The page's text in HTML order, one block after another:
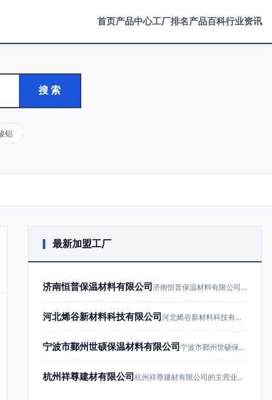
首页产品中心工厂排名产品百科行业资讯
搜 索
铝
最新加盟工厂
济南恒普保温材料有限公司 济南恒普保温材料有限公司成立于201…
河北烯谷新材料科技有限公司 河北烯谷新材料科技有限公司成立于20…
宁波市鄞州世硕保温材料有限公司 宁波市鄞州世硕保温材料有限公司成立于…
杭州祥尊建材有限公司 杭州祥尊建材有限公司的主营业务为建筑…